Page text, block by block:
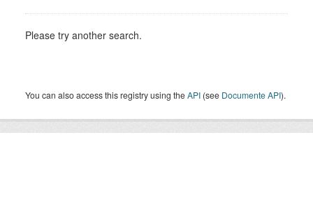
Please try another search.
You can also access this registry using theAPI (see Documente API).